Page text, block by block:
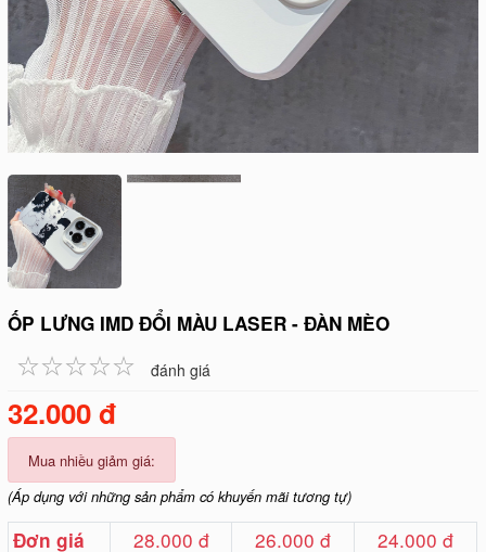
ỐP LƯNG IMD ĐỔI MÀU LASER - ĐÀN MÈO
☆☆☆☆☆
★★★★★ đánh giá
32.000 đ
Mua nhiều giảm giá:
(Áp dụng với những sản phẩm có khuyến mãi tương tự)
Đơn giá 28.000 đ 26.000 đ 24.000 đ